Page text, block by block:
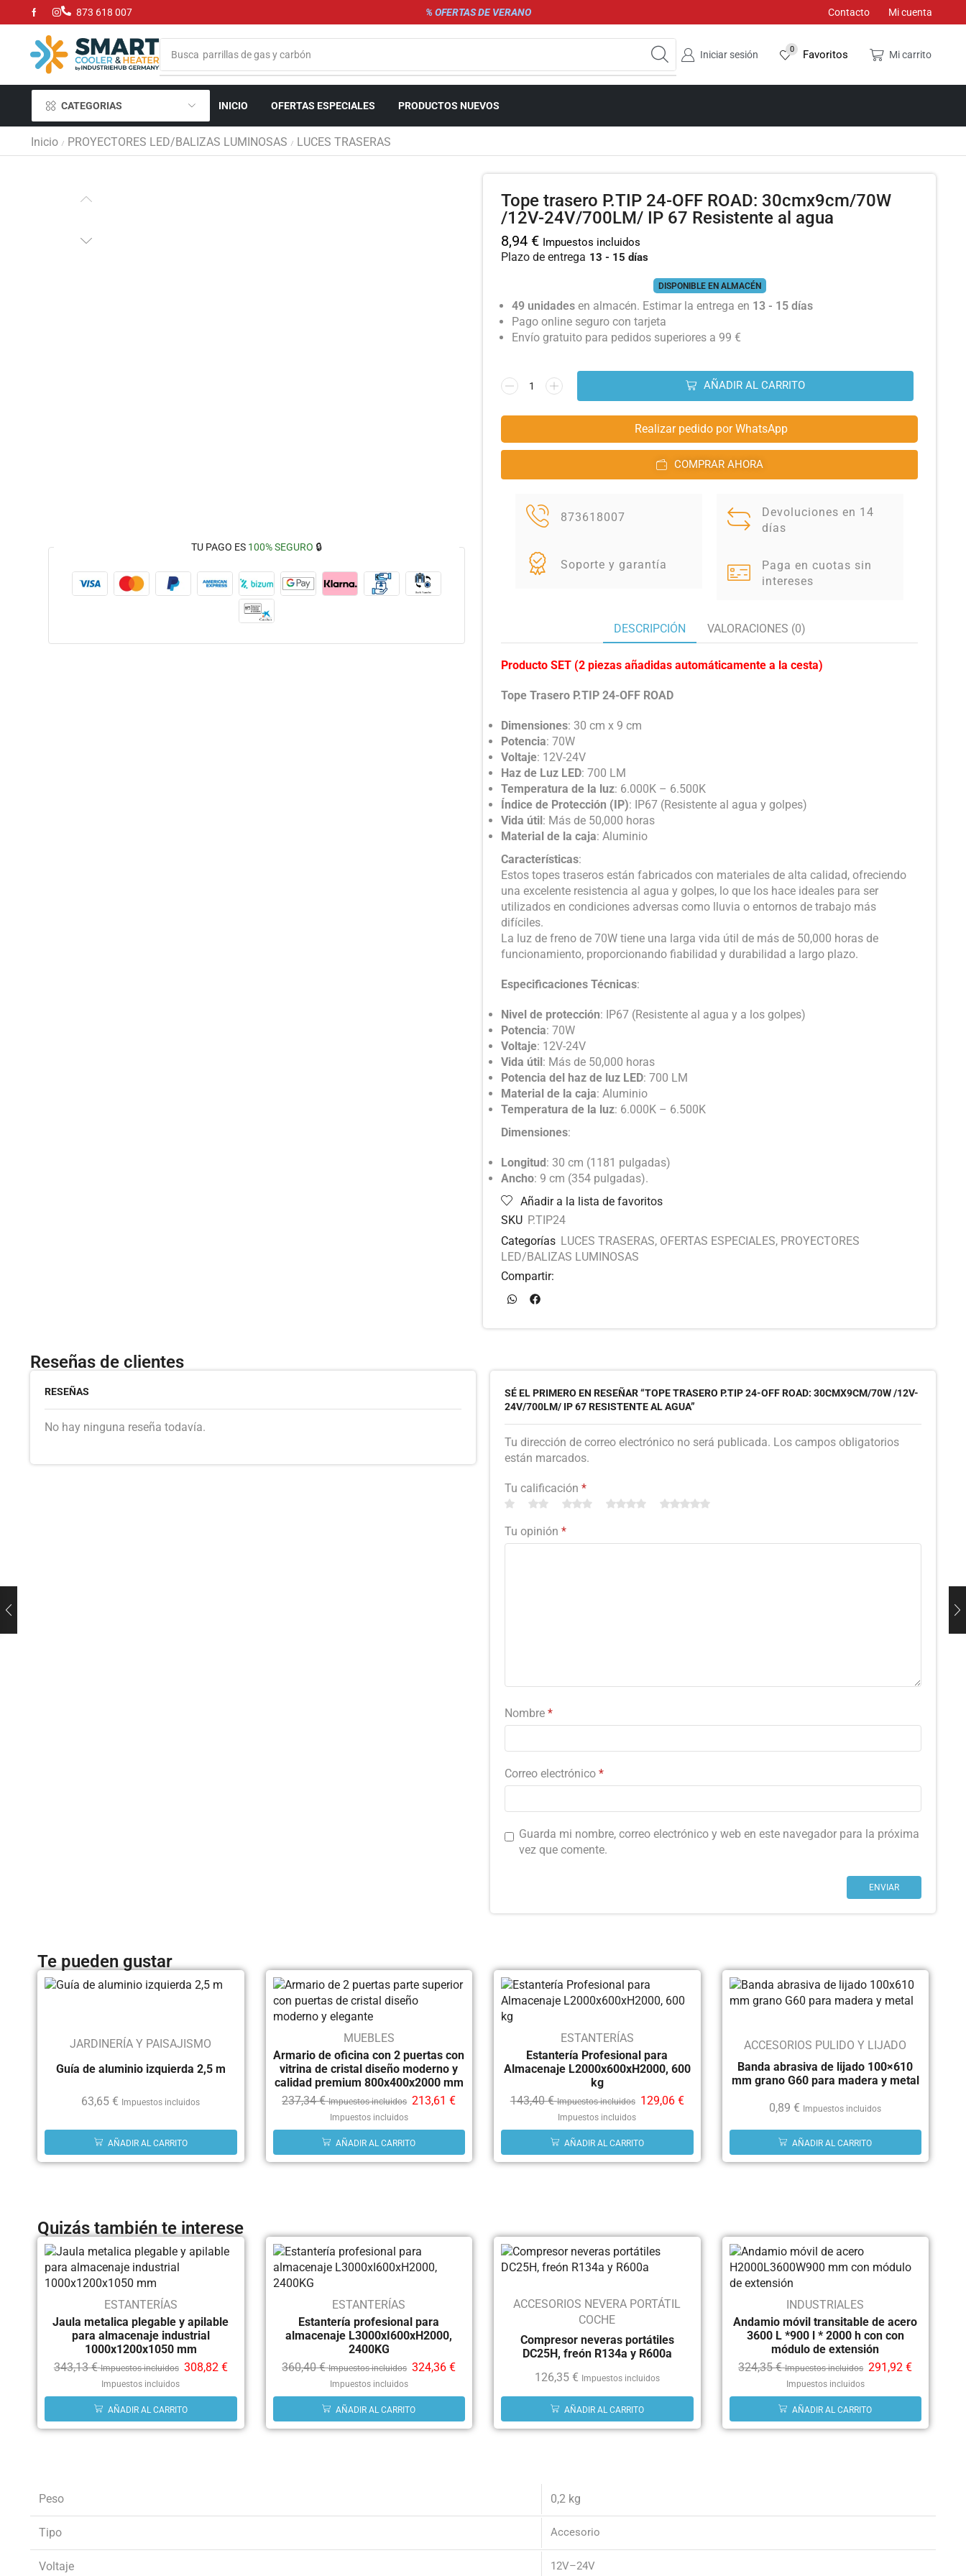
873 618 007 % OFERTAS DE VERANO Contacto Mi cuenta
Busca neveras portatiles Iniciar sesión 0 Favoritos Mi carrito
CATEGORIAS INICIO OFERTAS ESPECIALES PRODUCTOS NUEVOS
Inicio / PROYECTORES LED/BALIZAS LUMINOSAS / LUCES TRASERAS
TU PAGO ES 100% SEGURO 🔒
Tope trasero P.TIP 24-OFF ROAD: 30cmx9cm/70W
/12V-24V/700LM/ IP 67 Resistente al agua
8,94 € Impuestos incluidos
Plazo de entrega 13 - 15 días
DISPONIBLE EN ALMACÉN
49 unidades en almacén. Estimar la entrega en 13 - 15 días
Pago online seguro con tarjeta
Envío gratuito para pedidos superiores a 99 €
AÑADIR AL CARRITO
Realizar pedido por WhatsApp
COMPRAR AHORA
873618007
Soporte y garantía
Devoluciones en 14
días
Paga en cuotas sin
intereses
DESCRIPCIÓN VALORACIONES (0)
Producto SET (2 piezas añadidas automáticamente a la cesta)
Tope Trasero P.TIP 24-OFF ROAD
Dimensiones: 30 cm x 9 cm
Potencia: 70W
Voltaje: 12V-24V
Haz de Luz LED: 700 LM
Temperatura de la luz: 6.000K – 6.500K
Índice de Protección (IP): IP67 (Resistente al agua y golpes)
Vida útil : Más de 50,000 horas
Material de la caja: Aluminio
Características:
Estos topes traseros están fabricados con materiales de alta calidad, ofreciendo
una excelente resistencia al agua y golpes, lo que los hace ideales para ser
utilizados en condiciones adversas como lluvia o entornos de trabajo más
difíciles.
La luz de freno de 70W tiene una larga vida útil de más de 50,000 horas de
funcionamiento, proporcionando fiabilidad y durabilidad a largo plazo.
Especificaciones Técnicas:
Nivel de protección: IP67 (Resistente al agua y a los golpes)
Potencia: 70W
Voltaje: 12V-24V
Vida útil : Más de 50,000 horas
Potencia del haz de luz LED: 700 LM
Material de la caja: Aluminio
Temperatura de la luz: 6.000K – 6.500K
Dimensiones:
Longitud : 30 cm (1181 pulgadas)
Ancho: 9 cm (354 pulgadas).
Añadir a la lista de favoritos
SKU P.TIP24
Categorías LUCES TRASERAS, OFERTAS ESPECIALES, PROYECTORES
LED/BALIZAS LUMINOSAS
Compartir:
Reseñas de clientes
RESEÑAS
No hay ninguna reseña todavía.
SÉ EL PRIMERO EN RESEÑAR “TOPE TRASERO P.TIP 24-OFF ROAD: 30CMX9CM/70W /12V-
24V/700LM/ IP 67 RESISTENTE AL AGUA”
Tu dirección de correo electrónico no será publicada. Los campos obligatorios
están marcados.
Tu calificación *
Tu opinión *
Nombre *
Correo electrónico *
Guarda mi nombre, correo electrónico y web en este navegador para la próxima
vez que comente.
Te pueden gustar
JARDINERÍA Y PAISAJISMO
Guía de aluminio izquierda 2,5 m
63,65€ Impuestos incluidos
AÑADIR AL CARRITO
MUEBLES
Armario de oficina con 2 puertas con
vitrina de cristal diseño moderno y
calidad premium 800x400x2000 mm
237,34€ Impuestos incluidos 213,61€
Impuestos incluidos
AÑADIR AL CARRITO
ESTANTERÍAS
Estantería Profesional para
Almacenaje L2000x600xH2000, 600
kg
143,40€ Impuestos incluidos 129,06 €
Impuestos incluidos
AÑADIR AL CARRITO
ACCESORIOS PULIDO Y LIJADO
Banda abrasiva de lijado 100×610
mm grano G60 para madera y metal
0,89€ Impuestos incluidos
AÑADIR AL CARRITO
Quizás también te interese
ESTANTERÍAS
Jaula metalica plegable y apilable
para almacenaje industrial
1000x1200x1050 mm
343,13€ Impuestos incluidos 308,82 €
Impuestos incluidos
AÑADIR AL CARRITO
ESTANTERÍAS
Estantería profesional para
almacenaje L3000xI600xH2000,
2400KG
360,40€ Impuestos incluidos 324,36€
Impuestos incluidos
AÑADIR AL CARRITO
ACCESORIOS NEVERA PORTÁTIL
COCHE
Compresor neveras portátiles
DC25H, freón R134a y R600a
126,35 € Impuestos incluidos
AÑADIR AL CARRITO
INDUSTRIALES
Andamio móvil transitable de acero
3600 L *900 l * 2000 h con con
módulo de extensión
324,35€ Impuestos incluidos 291,92€
Impuestos incluidos
AÑADIR AL CARRITO
Peso 0,2 kg
Tipo Accesorio
Voltaje 12V–24V